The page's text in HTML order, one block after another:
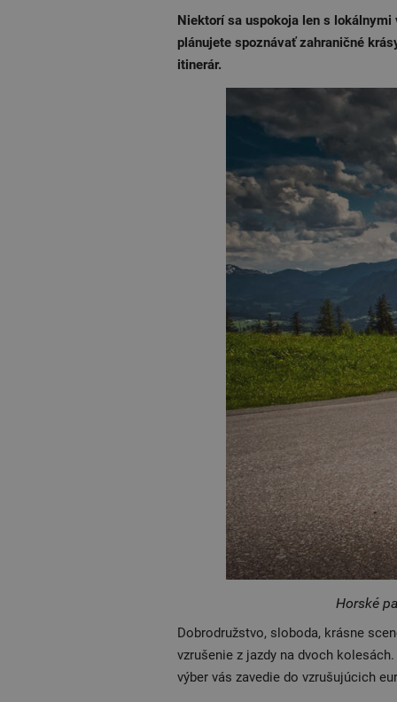
Niektorí sa uspokoja len s
plánujete spoznávať zahraničné
itinerár.
Horské
Dobrodružstvo, sloboda, krásne
vzrušenie z jazdy na dvoch
výber vás zavedie do vzrušujúcich